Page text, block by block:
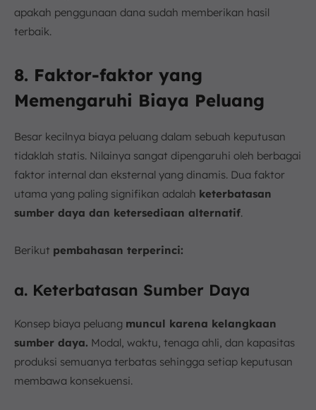
apakah penggunaan dana sudah memberikan hasil
terbaik.
8. Faktor-faktor yang
Memengaruhi Biaya Peluang
Besar kecilnya biaya peluang dalam sebuah keputusan
tidaklah statis. Nilainya sangat dipengaruhi oleh berbagai
faktor internal dan eksternal yang dinamis. Dua faktor
utama yang paling signifikan adalah keterbatasan
sumber daya dan ketersediaan alternatif.
Berikut pembahasan terperinci:
a. Keterbatasan Sumber Daya
Konsep biaya peluang muncul karena kelangkaan
sumber daya. Modal, waktu, tenaga ahli, dan kapasitas
produksi semuanya terbatas sehingga setiap keputusan
membawa konsekuensi.